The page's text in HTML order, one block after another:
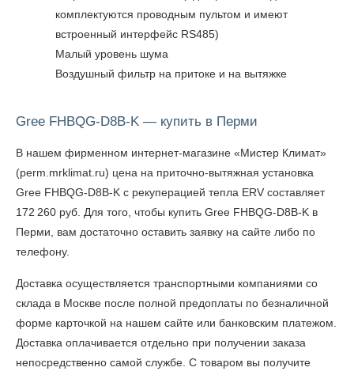
комплектуются проводным пультом и имеют
встроенный интерфейс RS485)
Малый уровень шума
Воздушный фильтр на притоке и на вытяжке
Gree FHBQG-D8B-K — купить в Перми
В нашем фирменном интернет-магазине «Мистер Климат»
(perm.mrklimat.ru) цена на приточно-вытяжная установка
Gree FHBQG-D8B-K с рекуперацией тепла ERV составляет
172 260 руб. Для того, чтобы купить Gree FHBQG-D8B-K в
Перми , вам достаточно оставить заявку на сайте либо по
телефону.
Доставка осуществляется транспортными компаниями со
склада в Москве после полной предоплаты по безналичной
форме карточкой на нашем сайте или банковским платежом.
Доставка оплачивается отдельно при получении заказа
непосредственно самой службе. С товаром вы получите